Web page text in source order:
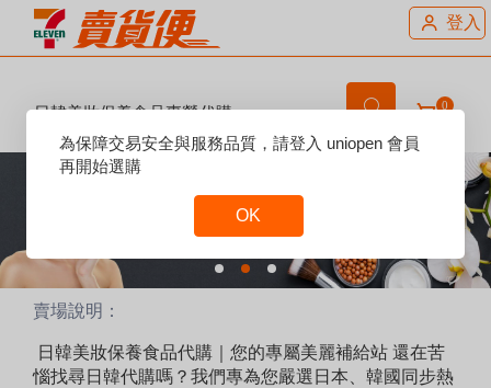
登入
日韓美妝保養食品專營代購 0
賣場說明：
日韓美妝保養食品代購｜您的專屬美麗補給站 還在苦
惱找尋日韓代購嗎？我們專為您嚴選日本、韓國同步熱
Reset
Focus
為保障交易安全與服務品質，請登入 uniopen 會員
再開始選購
OK
Focus